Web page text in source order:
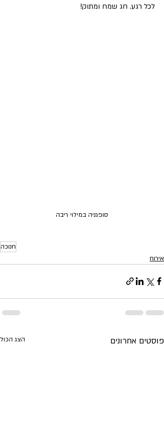
לכל רגע. חג שמח ומתוק!
סופגניה במילוי ריבה
חנוכה
אירוח
פוסטים אחרונים הצג הכול